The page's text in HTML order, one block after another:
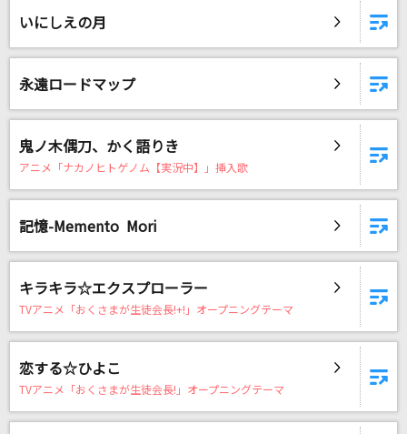
水樹奈々×T.M.Revolution
ハルカ
[生音]マイガール
嵐(アラシ)
Automatic(ビデオクリップバージョン)
WISH
嵐(アラシ)
高橋真梨子
[生音]そっけない
いにしえの月
永遠ロードマップ
鬼ノ木偶刀、かく語りき
アニメ「ナカノヒトゲノム【実況中】」挿入歌
記憶-Memento Mori
キラキラ☆エクスプローラー
TVアニメ「おくさまが生徒会長!+!」オープニングテーマ
恋する☆ひよこ
TVアニメ「おくさまが生徒会長!」オープニングテーマ